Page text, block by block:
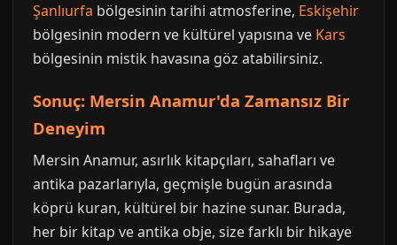
Şanlıurfa bölgesinin tarihi atmosferine, Eskişehir
bölgesinin modern ve kültürel yapısına ve Kars
bölgesinin mistik havasına göz atabilirsiniz.
Sonuç: Mersin Anamur'da Zamansız Bir
Deneyim
Mersin Anamur, asırlık kitapçıları, sahafları ve
antika pazarlarıyla, geçmişle bugün arasında
köprü kuran, kültürel bir hazine sunar. Burada,
her bir kitap ve antika obje, size farklı bir hikaye